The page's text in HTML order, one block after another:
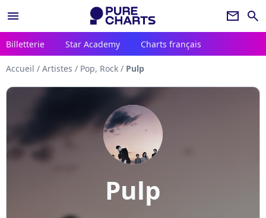
menu newsletter search
Billetterie Star Academy Charts français
Accueil / Artistes / Pop, Rock / Pulp
Pulp